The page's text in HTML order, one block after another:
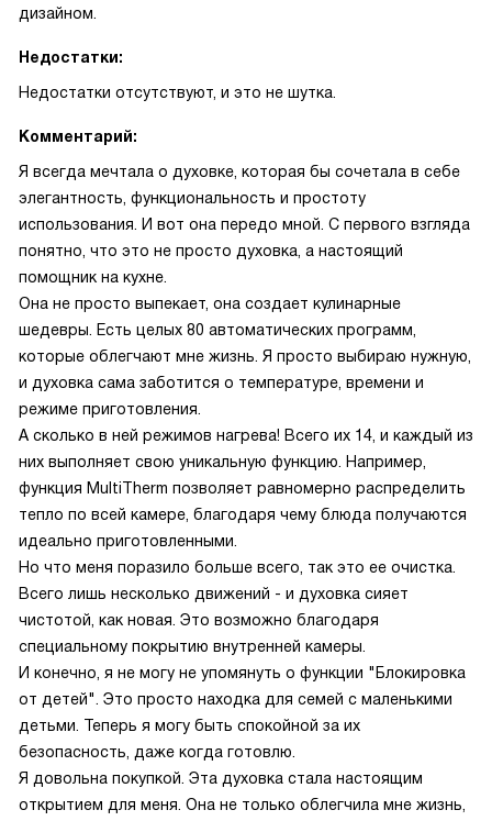
дизайном.
Недостатки:
Недостатки отсутствуют, и это не шутка.
Комментарий:
Я всегда мечтала о духовке, которая бы сочетала в себе
элегантность, функциональность и простоту
использования. И вот она передо мной. С первого взгляда
понятно, что это не просто духовка, а настоящий
помощник на кухне.
Она не просто выпекает, она создает кулинарные
шедевры. Есть целых 80 автоматических программ,
которые облегчают мне жизнь. Я просто выбираю нужную,
и духовка сама заботится о температуре, времени и
режиме приготовления.
А сколько в ней режимов нагрева! Всего их 14, и каждый из
них выполняет свою уникальную функцию. Например,
функция MultiTherm позволяет равномерно распределить
тепло по всей камере, благодаря чему блюда получаются
идеально приготовленными.
Но что меня поразило больше всего, так это ее очистка.
Всего лишь несколько движений - и духовка сияет
чистотой, как новая. Это возможно благодаря
специальному покрытию внутренней камеры.
И конечно, я не могу не упомянуть о функции "Блокировка
от детей". Это просто находка для семей с маленькими
детьми. Теперь я могу быть спокойной за их
безопасность, даже когда готовлю.
Я довольна покупкой. Эта духовка стала настоящим
открытием для меня. Она не только облегчила мне жизнь,